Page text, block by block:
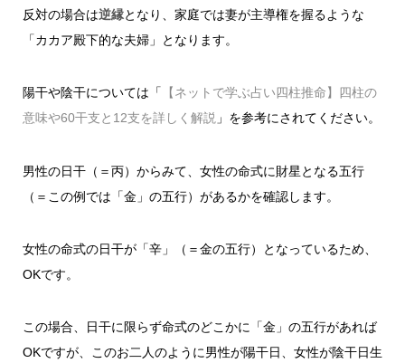
反対の場合は逆縁となり、家庭では妻が主導権を握るような
「カカア殿下的な夫婦」となります。
陽干や陰干については「
【ネットで学ぶ占い四柱推命】四柱の
意味や60干支と12支を詳しく解説」を参考にされてください。
男性の日干（＝丙）からみて、女性の命式に財星となる五行
（＝この例では「金」の五行）があるかを確認します。
女性の命式の日干が「辛」（＝金の五行）となっているため、
OKです。
この場合、日干に限らず命式のどこかに「金」の五行があれば
OKですが、このお二人のように男性が陽干日、女性が陰干日生